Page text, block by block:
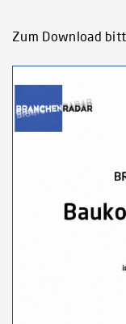
Zum Download